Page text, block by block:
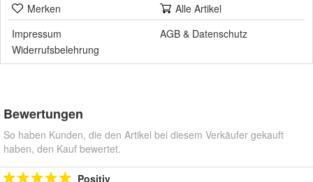
Merken
Alle Artikel
Impressum
AGB & Datenschutz
Widerrufsbelehrung
Bewertungen
So haben Kunden, die den Artikel bei diesem Verkäufer gekauft
haben, den Kauf bewertet.
Positiv